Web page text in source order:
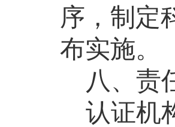
序，制定
布实施。
八、责
认证机